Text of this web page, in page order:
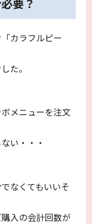
カラフルピー
た。
メニューを注文
い・・・
なくてもいいそ
入の会計回数が